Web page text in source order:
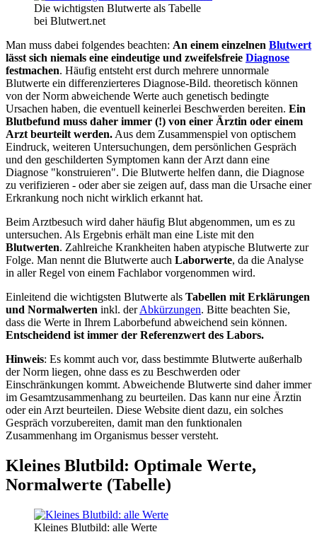
Die wichtigsten Blutwerte als Tabelle
bei Blutwert.net
Man muss dabei folgendes beachten: An einem einzelnen Blutwert
lässt sich niemals eine eindeutige und zweifelsfreie Diagnose
festmachen. Häufig entsteht erst durch mehrere unnormale
Blutwerte ein differenzierteres Diagnose-Bild. theoretisch können
von der Norm abweichende Werte auch genetisch bedingte
Ursachen haben, die eventuell keinerlei Beschwerden bereiten. Ein
Blutbefund muss daher immer (!) von einer Ärztin oder einem
Arzt beurteilt werden. Aus dem Zusammenspiel von optischem
Eindruck, weiteren Untersuchungen, dem persönlichen Gespräch
und den geschilderten Symptomen kann der Arzt dann eine
Diagnose "konstruieren". Die Blutwerte helfen dann, die Diagnose
zu verifizieren - oder aber sie zeigen auf, dass man die Ursache einer
Erkrankung noch nicht wirklich erkannt hat.
Beim Arztbesuch wird daher häufig Blut abgenommen, um es zu
untersuchen. Als Ergebnis erhält man eine Liste mit den
Blutwerten. Zahlreiche Krankheiten haben atypische Blutwerte zur
Folge. Man nennt die Blutwerte auch Laborwerte, da die Analyse
in aller Regel von einem Fachlabor vorgenommen wird.
Einleitend die wichtigsten Blutwerte als Tabellen mit Erklärungen
und Normalwerten inkl. derAbkürzungen. Bitte beachten Sie,
dass die Werte in Ihrem Laborbefund abweichend sein können.
Entscheidend ist immer der Referenzwert des Labors.
Hinweis: Es kommt auch vor, dass bestimmte Blutwerte außerhalb
der Norm liegen, ohne dass es zu Beschwerden oder
Einschränkungen kommt. Abweichende Blutwerte sind daher immer
im Gesamtzusammenhang zu beurteilen. Das kann nur eine Ärztin
oder ein Arzt beurteilen. Diese Website dient dazu, ein solches
Gespräch vorzubereiten, damit man den funktionalen
Zusammenhang im Organismus besser versteht.
Kleines Blutbild: Optimale Werte,
Normalwerte (Tabelle)
Kleines Blutbild: alle Werte